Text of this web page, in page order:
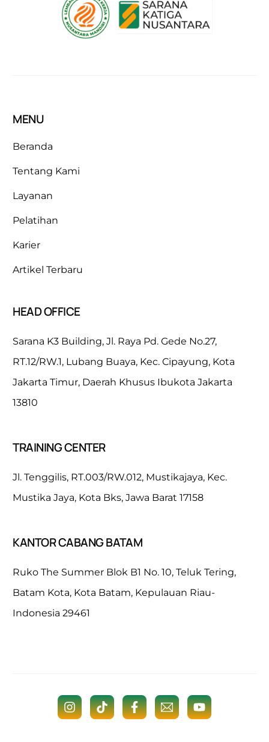
MENU
Beranda
Tentang Kami
Layanan
Pelatihan
Karier
Artikel Terbaru
HEAD OFFICE
Sarana K3 Building, Jl. Raya Pd. Gede No.27,
RT.12/RW.1, Lubang Buaya, Kec. Cipayung, Kota
Jakarta Timur, Daerah Khusus Ibukota Jakarta
13810
TRAINING CENTER
Jl. Tenggilis, RT.003/RW.012, Mustikajaya, Kec.
Mustika Jaya, Kota Bks, Jawa Barat 17158
KANTOR CABANG BATAM
Ruko The Summer Blok B1 No. 10, Teluk Tering,
Batam Kota, Kota Batam, Kepulauan Riau-
Indonesia 29461